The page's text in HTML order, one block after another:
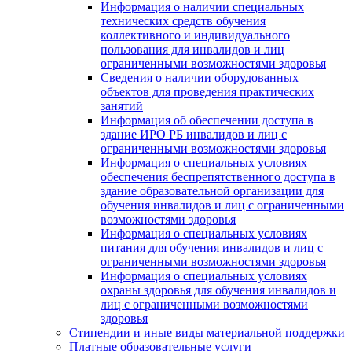
Информация о наличии специальных
технических средств обучения
коллективного и индивидуального
пользования для инвалидов и лиц
ограниченными возможностями здоровья
Сведения о наличии оборудованных
объектов для проведения практических
занятий
Информация об обеспечении доступа в
здание ИРО РБ инвалидов и лиц с
ограниченными возможностями здоровья
Информация о специальных условиях
обеспечения беспрепятственного доступа в
здание образовательной организации для
обучения инвалидов и лиц с ограниченными
возможностями здоровья
Информация о специальных условиях
питания для обучения инвалидов и лиц с
ограниченными возможностями здоровья
Информация о специальных условиях
охраны здоровья для обучения инвалидов и
лиц с ограниченными возможностями
здоровья
Стипендии и иные виды материальной поддержки
Платные образовательные услуги